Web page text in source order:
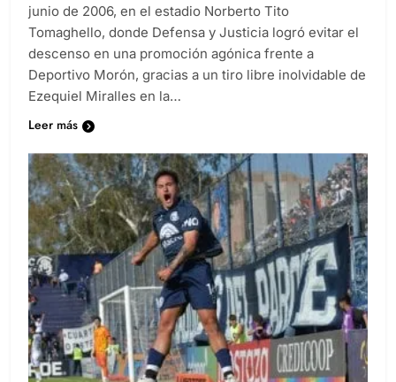
junio de 2006, en el estadio Norberto Tito
Tomaghello, donde Defensa y Justicia logró evitar el
descenso en una promoción agónica frente a
Deportivo Morón, gracias a un tiro libre inolvidable de
Ezequiel Miralles en la…
Leer más